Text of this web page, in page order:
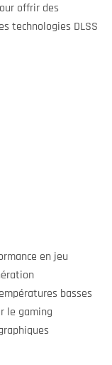
offrir des
technologies DLSS
en jeu
basses
le gaming